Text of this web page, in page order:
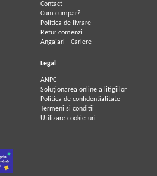
Contact
Cum cumpar?
Politica de livrare
Retur comenzi
Angajari - Cariere
Legal
ANPC
Soluționarea online a litigiilor
Politica de confidentialitate
Termeni si conditii
Utilizare cookie-uri